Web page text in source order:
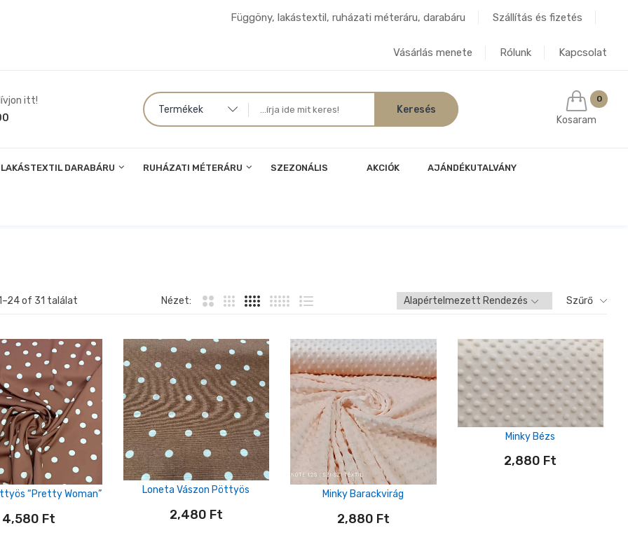
Függöny, lakástextil, ruházati méteráru, darabáru Szállítás és fizetés
Vásárlás menete Rólunk Kapcsolat
itt!
Termékek
0
Kosaram
LAKÁSTEXTIL DARABÁRU RUHÁZATI MÉTERÁRU SZEZONÁLIS AKCIÓK AJÁNDÉKUTALVÁNY
24of 31 találat Nézet: Szűrő
“Pretty Woman”
4,580 Ft
Loneta Vászon Pöttyös
2,480 Ft
Minky Barackvirág
2,880 Ft
Minky Bézs
2,880 Ft